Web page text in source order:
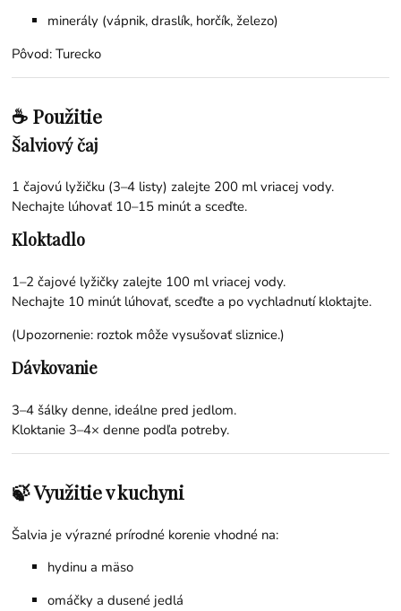
minerály (vápnik, draslík, horčík, železo)
Pôvod: Turecko
☕ Použitie
Šalviový čaj
1 čajovú lyžičku (3–4 listy) zalejte 200 ml vriacej vody.
Nechajte lúhovať 10–15 minút a sceďte.
Kloktadlo
1–2 čajové lyžičky zalejte 100 ml vriacej vody.
Nechajte 10 minút lúhovať, sceďte a po vychladnutí kloktajte.
(Upozornenie: roztok môže vysušovať sliznice.)
Dávkovanie
3–4 šálky denne, ideálne pred jedlom.
Kloktanie 3–4× denne podľa potreby.
🍃 Využitie v kuchyni
Šalvia je výrazné prírodné korenie vhodné na:
hydinu a mäso
omáčky a dusené jedlá